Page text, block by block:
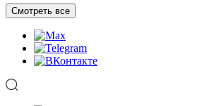
Смотреть все